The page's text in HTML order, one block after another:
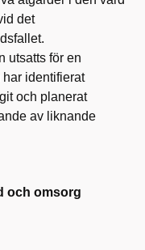
det
utsatts för en
identifierat
och planerat
av liknande
och omsorg